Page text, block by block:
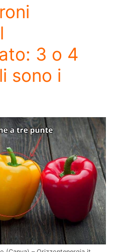
3 o 4
sono i